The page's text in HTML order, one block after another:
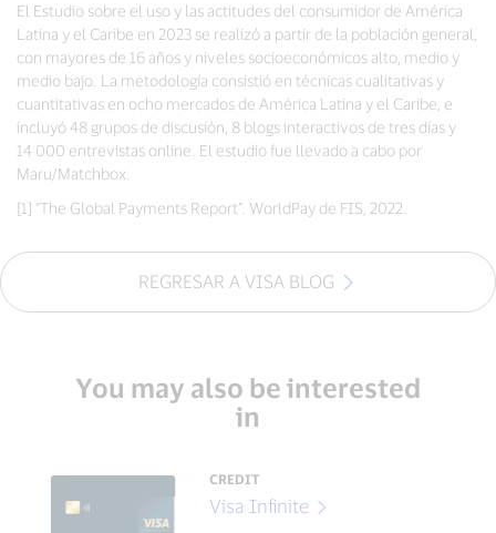
El Estudio sobre el uso y las actitudes del consumidor de América
Latina y el Caribe en 2023 se realizó a partir de la población general,
con mayores de 16 años y niveles socioeconómicos alto, medio y
medio bajo. La metodología consistió en técnicas cualitativas y
cuantitativas en ocho mercados de América Latina y el Caribe, e
incluyó 48 grupos de discusión, 8 blogs interactivos de tres días y
14 000 entrevistas online. El estudio fue llevado a cabo por
Maru/Matchbox.
[1] “The Global Payments Report”. WorldPay de FIS, 2022.
REGRESAR A VISA BLOG
You may also be interested
in
CREDIT
Visa Infinite